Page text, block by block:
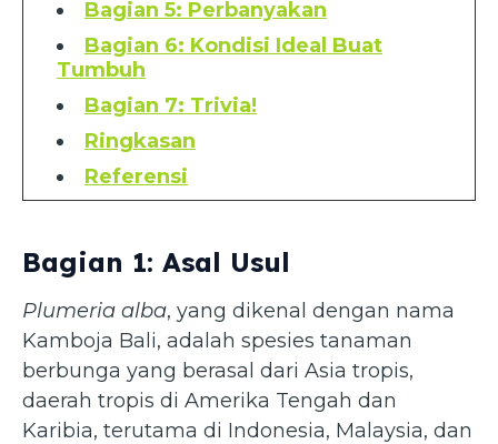
Bagian 5: Perbanyakan
Bagian 6: Kondisi Ideal Buat
Tumbuh
Bagian 7: Trivia!
Ringkasan
Referensi
Bagian 1: Asal Usul
Plumeria alba, yang dikenal dengan nama
Kamboja Bali, adalah spesies tanaman
berbunga yang berasal dari Asia tropis,
daerah tropis di Amerika Tengah dan
Karibia, terutama di Indonesia, Malaysia, dan